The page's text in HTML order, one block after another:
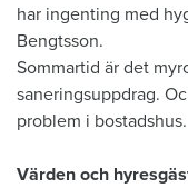
har ingenting med
Bengtsson.
Sommartid är det
saneringsuppdrag.
problem i bostadshus.
Värden och